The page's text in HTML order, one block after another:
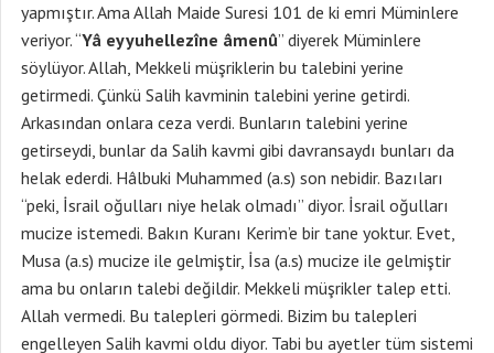
yapmıştır. Ama Allah Maide Suresi 101 de ki emri Müminlere
veriyor. “Yâ eyyuhellezîne âmenû” diyerek Müminlere
söylüyor. Allah, Mekkeli müşriklerin bu talebini yerine
getirmedi. Çünkü Salih kavminin talebini yerine getirdi.
Arkasından onlara ceza verdi. Bunların talebini yerine
getirseydi, bunlar da Salih kavmi gibi davransaydı bunları da
helak ederdi. Hâlbuki Muhammed (a.s) son nebidir. Bazıları
“peki, İsrail oğulları niye helak olmadı” diyor. İsrail oğulları
mucize istemedi. Bakın Kuranı Kerim’e bir tane yoktur. Evet,
Musa (a.s) mucize ile gelmiştir, İsa (a.s) mucize ile gelmiştir
ama bu onların talebi değildir. Mekkeli müşrikler talep etti.
Allah vermedi. Bu talepleri görmedi. Bizim bu talepleri
engelleyen Salih kavmi oldu diyor. Tabi bu ayetler tüm sistemi